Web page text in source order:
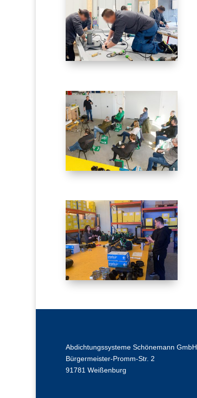
Abdichtungssysteme Schönemann GmbH
Bürgermeister-Promm-Str. 2
91781 Weißenburg